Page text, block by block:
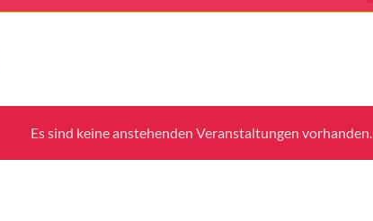
Hinweis
Es sind keine anstehenden Veranstaltungen vorhanden.